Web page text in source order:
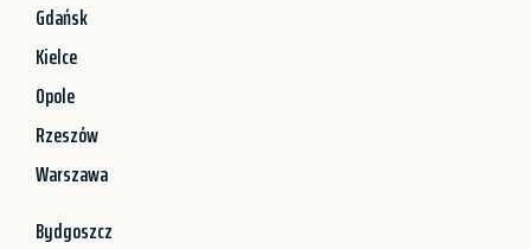
Gdańsk
Kielce
Opole
Rzeszów
Warszawa
Bydgoszcz